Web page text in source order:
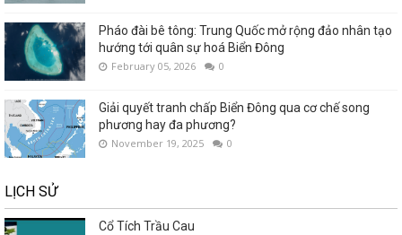
Pháo đài bê tông: Trung Quốc mở rộng đảo nhân tạo
hướng tới quân sự hoá Biển Đông
February 05, 2026 0
Giải quyết tranh chấp Biển Đông qua cơ chế song
phương hay đa phương?
November 19, 2025 0
LỊCH SỬ
Cổ Tích Trầu Cau